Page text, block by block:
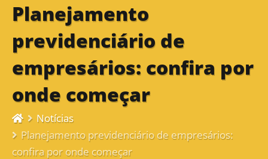
Planejamento
previdenciário de
empresários: confira por
onde começar
Notícias
Planejamento previdenciário de empresários:
confira por onde começar